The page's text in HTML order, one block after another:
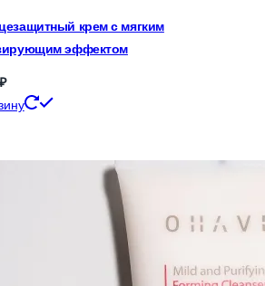
крем с мягким
эффектом
₽